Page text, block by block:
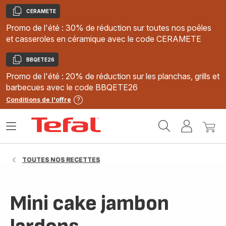
Copier
CERAMETE
Promo de l'été : 30% de réduction sur toutes nos poêles
et casseroles en céramique avec le code CERAMETE
Copier
BBQETE26
Promo de l'été : 20% de réduction sur les planchas, grills et
barbecues avec le code BBQETE26
Conditions de l'offre
MonMon
Ouvrir
TOUTES NOS RECETTES
Mini cake jambon